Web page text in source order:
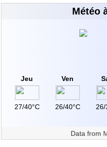
Météo
Jeu
27/40°C
Ven
26/40°C 26/
Data from